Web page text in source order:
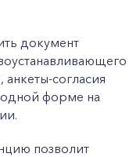
документ
согласия
форме на
позволит